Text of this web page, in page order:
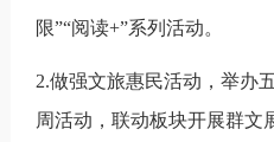
限”“阅读+”系列活动。
2.做强文旅惠民活动，举办
周活动，联动板块开展群文